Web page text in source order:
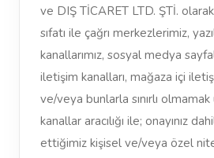
ve DIŞ TİCARET LTD. ŞTİ.
sıfatı ile çağrı merkezlerimiz,
kanallarımız, sosyal medya
iletişim kanalları, mağaza içi
ve/veya bunlarla sınırlı
kanallar aracılığı ile; onayınız
ettiğimiz kişisel ve/veya özel